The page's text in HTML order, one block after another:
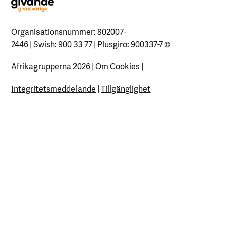
Organisationsnummer: 802007-
2446 | Swish: 900 33 77 | Plusgiro: 900337-7©
Afrikagrupperna 2026 |Om Cookies |
Integritetsmeddelande |Tillgänglighet